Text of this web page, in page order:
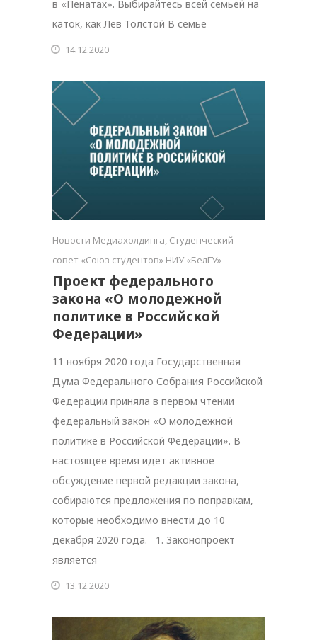
в «Пенатах». Выбирайтесь всей семьей на
каток, как Лев Толстой В семье
14.12.2020
Новости Медиахолдинга, Студенческий
совет «Союз студентов» НИУ «БелГУ»
Проект федерального
закона «О молодежной
политике в Российской
Федерации»
11 ноября 2020 года Государственная
Дума Федерального Собрания Российской
Федерации приняла в первом чтении
федеральный закон «О молодежной
политике в Российской Федерации». В
настоящее время идет активное
обсуждение первой редакции закона,
собираются предложения по поправкам,
которые необходимо внести до 10
декабря 2020 года. 1. Законопроект
является
13.12.2020